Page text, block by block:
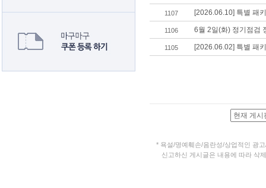
1107 [2026.06.10] 특별 패
1106 6월 2일(화) 정기점검
1105 [2026.06.02] 특별 패
* 욕설/명예훼손/음란성/상업적인 광
신고하신 게시글은 내용에 따라 삭